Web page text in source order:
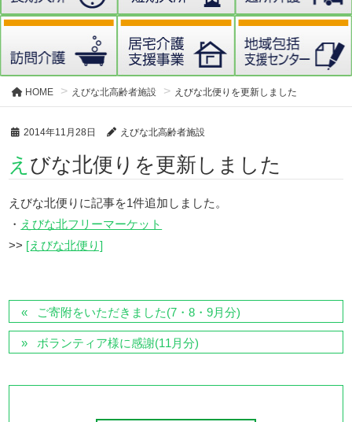
HOME えびな北高齢者施設 えびな北便りを更新しました
2014年11月28日 えびな北高齢者施設
えびな北便りを更新しました
えびな北便りに記事を1件追加しました。
・ えびな北フリーマーケット
>> [えびな北便り]
ご寄附をいただきました(7・8・9月分)
ボランティア様に感謝(11月分)